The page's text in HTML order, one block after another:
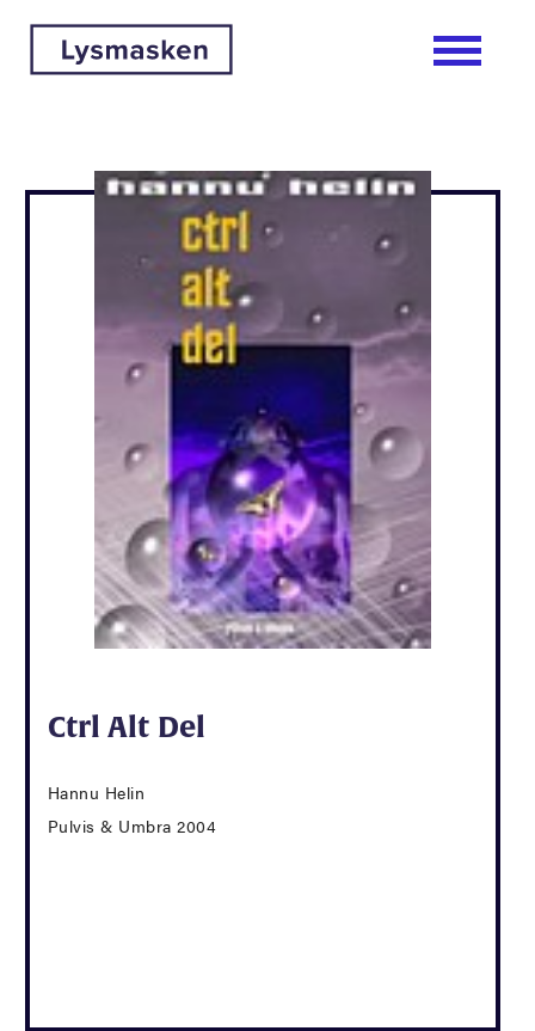
Ctrl Alt Del
Hannu Helin
Pulvis & Umbra 2004